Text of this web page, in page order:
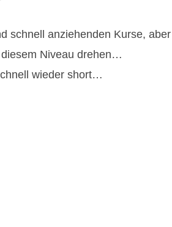
schnell anziehenden Kurse, aber
Niveau drehen…
wieder short…